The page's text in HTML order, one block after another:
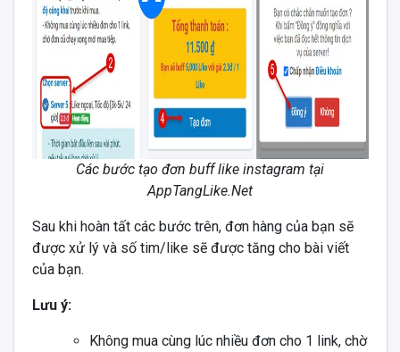
Các bước tạo đơn buff like instagram tại
AppTangLike.Net
Sau khi hoàn tất các bước trên, đơn hàng của bạn sẽ
được xử lý và số tim/like sẽ được tăng cho bài viết
của bạn.
Lưu ý:
Không mua cùng lúc nhiều đơn cho 1 link, chờ